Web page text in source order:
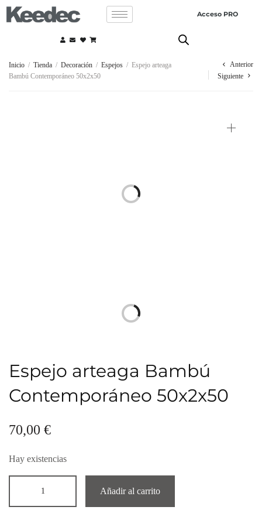
Acceso PRO
Inicio / Tienda / Decoración / Espejos / Espejo arteaga
Bambú Contemporáneo 50x2x50
Anterior
Siguiente
Espejo arteaga Bambú
Contemporáneo 50x2x50
70,00€
Hay existencias
Añadir al carrito